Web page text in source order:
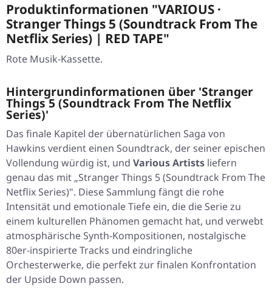
Produktinformationen "VARIOUS ·
Stranger Things 5 (Soundtrack From The
Netflix Series) | RED TAPE"
Rote Musik-Kassette.
Hintergrundinformationen über 'Stranger
Things 5 (Soundtrack From The Netflix
Series)'
Das finale Kapitel der übernatürlichen Saga von
Hawkins verdient einen Soundtrack, der seiner epischen
Vollendung würdig ist, und Various Artists liefern
genau das mit „Stranger Things 5 (Soundtrack From The
Netflix Series)". Diese Sammlung fängt die rohe
Intensität und emotionale Tiefe ein, die die Serie zu
einem kulturellen Phänomen gemacht hat, und verwebt
atmosphärische Synth-Kompositionen, nostalgische
80er-inspirierte Tracks und eindringliche
Orchesterwerke, die perfekt zur finalen Konfrontation
der Upside Down passen.